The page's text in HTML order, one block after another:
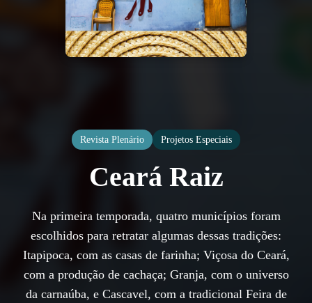
Revista Plenário Projetos Especiais
Ceará Raiz
Na primeira temporada, quatro municípios foram
escolhidos para retratar algumas dessas tradições:
Itapipoca, com as casas de farinha; Viçosa do Ceará,
com a produção de cachaça; Granja, com o universo
da carnaúba, e Cascavel, com a tradicional Feira de